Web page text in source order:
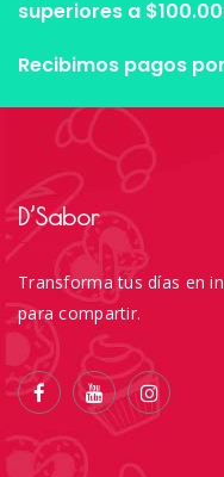
superiores a
Recibimos pagos
D’Sabor
Transforma tus días en
para compartir.